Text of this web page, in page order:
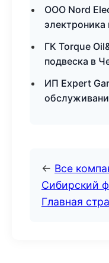
ООО Nord
электроника
ГК Torque
подвеска в
ИП Expert
← Все
Сибирский
Главная